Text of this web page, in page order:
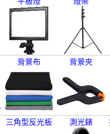
背景布 背景夾
三角型反光板 測光錶